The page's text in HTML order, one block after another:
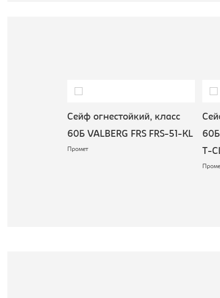
Сейф огнестойкий, класс
60Б VALBERG FRS FRS-51-KL
Промет
60Б
T-CL
Промет